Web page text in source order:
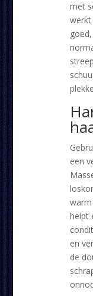
met
werkt
een
helpt
en
de